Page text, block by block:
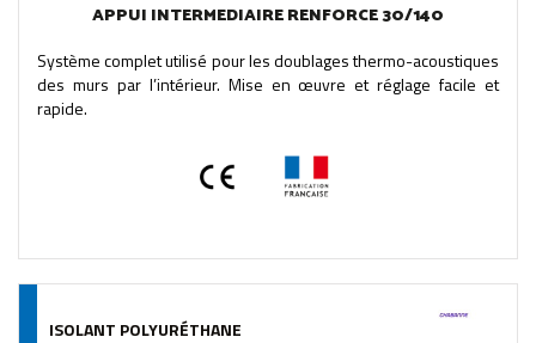
APPUI INTERMEDIAIRE RENFORCE 30/140
Système complet utilisé pour les doublages thermo-acoustiques
des murs par l’intérieur. Mise en œuvre et réglage facile et
rapide.
ISOLANT POLYURÉTHANE